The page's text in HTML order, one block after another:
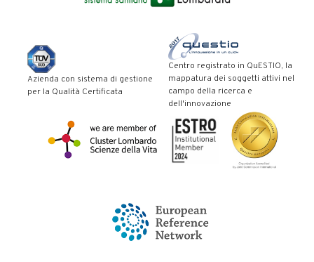
Azienda con sistema di gestione
per la Qualità Certificata
Centro registrato in QuESTIO, la
mappatura dei soggetti attivi nel
campo della ricerca e
dell'innovazione